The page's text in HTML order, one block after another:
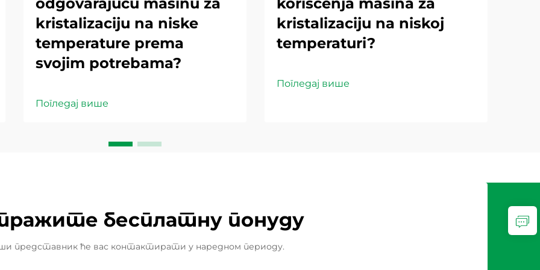
kristalizaciju na niske
temperature prema
svojim potrebama?
Погледај више
kristalizaciju na niskoj
temperaturi?
Погледај више
бесплатну понуду
представник ће вас контактирати у наредном периоду.